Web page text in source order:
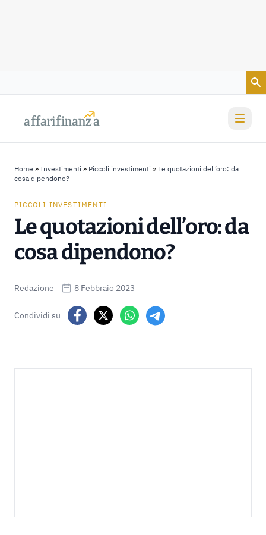
affarifinanza
affarifinanza
Home » Investimenti » Piccoli investimenti » Le quotazioni dell’oro: da
cosa dipendono?
PICCOLI INVESTIMENTI
Le quotazioni dell’oro: da
cosa dipendono?
Redazione 8 Febbraio 2023
Condividi su